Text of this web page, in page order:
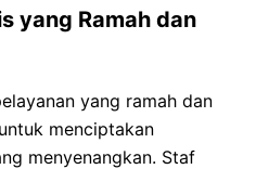
yang Ramah dan
yang ramah dan
menciptakan
menyenangkan. Staf